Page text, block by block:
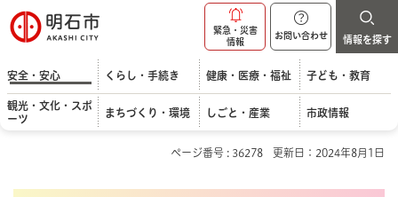
明石市
緊急・災害
情報
お問い合わせ 情報を探す
安全・安心 くらし・手続き 健康・医療・福祉 子ども・教育
観光・文化・スポ
ーツ
まちづくり・環境 しごと・産業 市政情報
ページ番号 : 36278 更新日：2024年8月1日